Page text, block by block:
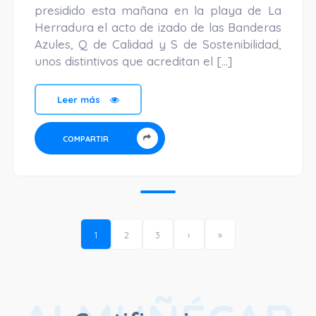
presidido esta mañana en la playa de La
Herradura el acto de izado de las Banderas
Azules, Q de Calidad y S de Sostenibilidad,
unos distintivos que acreditan el […]
Leer más
COMPARTIR
1 2 3 › »